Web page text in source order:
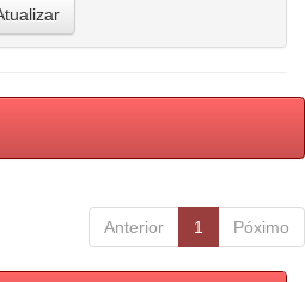
Anterior 1 Póximo